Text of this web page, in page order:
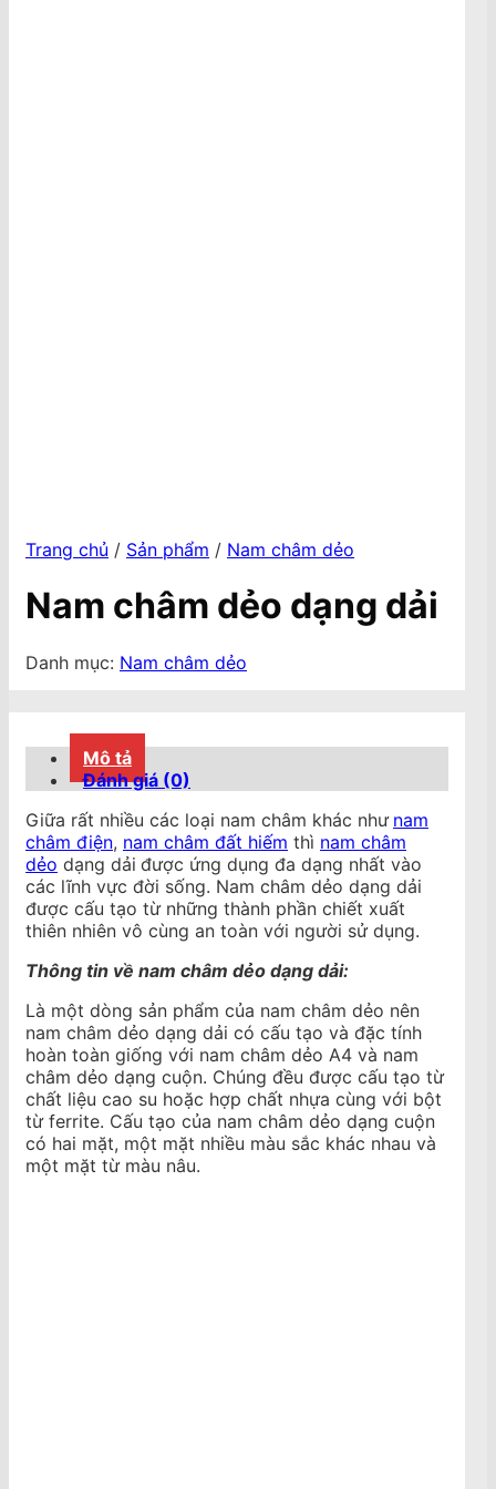
Trang chủ / Sản phẩm / Nam châm dẻo
Nam châm dẻo dạng dải
Danh mục: Nam châm dẻo
Mô tả
Đánh giá (0)
Giữa rất nhiều các loại nam châm khác như nam
châm điện, nam châm đất hiếm thì nam châm
dẻo dạng dải được ứng dụng đa dạng nhất vào
các lĩnh vực đời sống. Nam châm dẻo dạng dải
được cấu tạo từ những thành phần chiết xuất
thiên nhiên vô cùng an toàn với người sử dụng.
Thông tin về nam châm dẻo dạng dải:
Là một dòng sản phẩm của nam châm dẻo nên
nam châm dẻo dạng dải có cấu tạo và đặc tính
hoàn toàn giống với nam châm dẻo A4 và nam
châm dẻo dạng cuộn. Chúng đều được cấu tạo từ
chất liệu cao su hoặc hợp chất nhựa cùng với bột
từ ferrite. Cấu tạo của nam châm dẻo dạng cuộn
có hai mặt, một mặt nhiều màu sắc khác nhau và
một mặt từ màu nâu.